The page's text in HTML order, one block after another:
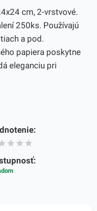
cm, 2-vrstvové.
250ks. Používajú
a pod.
papiera poskytne
eleganciu pri